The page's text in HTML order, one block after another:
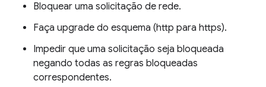
Bloquear uma solicitação de rede.
Faça upgrade do esquema (http para https).
Impedir que uma solicitação seja bloqueada
negando todas as regras bloqueadas
correspondentes.